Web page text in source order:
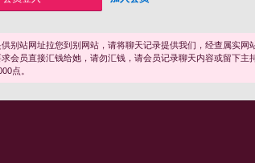
别站网址拉您到别网站，请将聊天记录提供我们，经查属实网
会员直接汇钱给她，请勿汇钱，请会员记录聊天内容或留下
点。